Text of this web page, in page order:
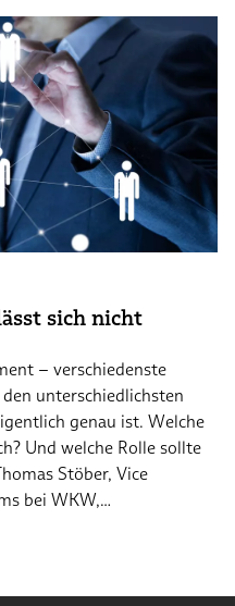
sich nicht
– verschiedenste
unterschiedlichsten
genau ist. Welche
Und welche Rolle sollte
Stöber, Vice
bei WKW,…